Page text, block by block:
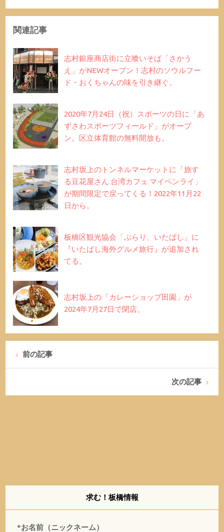
関連記事
志村銀座商店街に立喰いそば「さかう
え」がNEWオープン！志村のソウルフー
ド・おくちゃんの味を引き継ぐ。
2020年7月24日（祝）スポーツの日に「あ
ずさわスポーツフィールド」がオープ
ン。区立体育館の無料開放も。
志村坂上のトンネルマーケットに「旅す
る豆花屋さん 台湾カフェ マイペンライ」
が期間限定で戻ってくる！2022年11月22
日から。
板橋区観光協会「ぶらり、いたばし」に
『いたばし海外グルメ旅行』が追加され
てる。
志村坂上の「カレーショップ田園」が
2024年7月27日で閉店。
前の記事
次の記事
求む！板橋情報
*お名前（ニックネーム）